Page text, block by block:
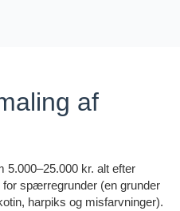
af
5.000–25.000 kr. alt efter
for spærregrunder (en grunder
harpiks og misfarvninger).